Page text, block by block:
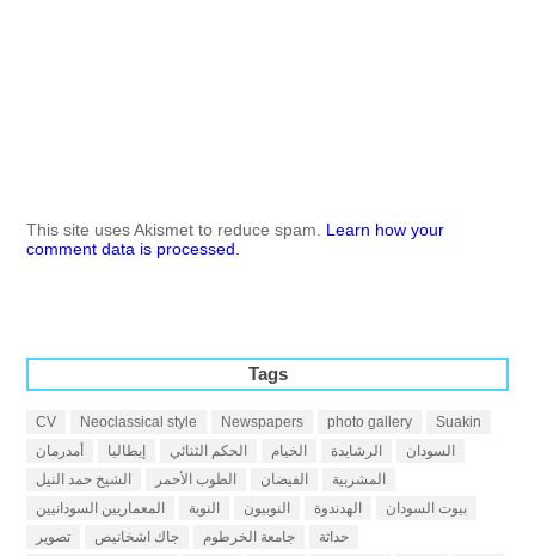
This site uses Akismet to reduce spam. Learn how your
comment data is processed.
Tags
CV Neoclassical style Newspapers photo gallery
Suakin
أمدرمان
إيطاليا الحكم الثنائي الخيام الرشايدة
السودان
الشيخ حمد النيل
الطوب الأحمر الفيضان
المشربية
المعماريين السودانيين
النوبة النوبيون الهدندوة
بيوت السودان
تصوير
جاك اشخانيص جامعة الخرطوم
حداثة